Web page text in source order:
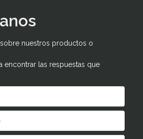
nuestros productos o
encontrar las respuestas que